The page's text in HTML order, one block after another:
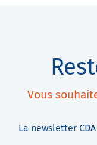
Vous
La newsletter